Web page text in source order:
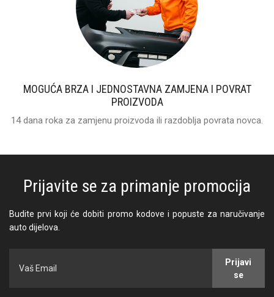
MOGUĆA BRZA I JEDNOSTAVNA ZAMJENA I POVRAT
PROIZVODA
14 dana roka za zamjenu proizvoda ili razdoblja povrata novca.
Prijavite se za primanje promocija
Budite prvi koji će dobiti promo kodove i popuste za naručivanje
auto dijelova.
Prijavi
se